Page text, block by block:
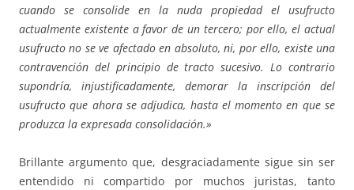
cuando se consolide en la nuda propiedad el usufructo
actualmente existente a favor de un tercero; por ello, el actual
usufructo no se ve afectado en absoluto, ni, por ello, existe una
contravención del principio de tracto sucesivo. Lo contrario
supondría, injustificadamente, demorar la inscripción del
usufructo que ahora se adjudica, hasta el momento en que se
produzca la expresada consolidación.»
Brillante argumento que, desgraciadamente sigue sin ser
entendido ni compartido por muchos juristas, tanto